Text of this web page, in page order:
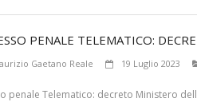
PENALE TELEMATICO:
Gaetano Reale 19 Luglio 2023
penale Telematico: decreto Ministero